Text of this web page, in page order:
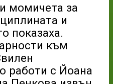
момичета за
и
показаха.
към
работи с Йоана